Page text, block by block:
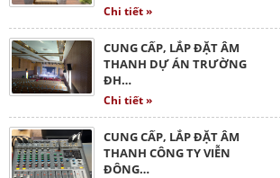
Chi tiết »
CUNG CẤP, LẮP ĐẶT ÂM
THANH DỰ ÁN TRƯỜNG
ĐH…
Chi tiết »
CUNG CẤP, LẮP ĐẶT ÂM
THANH CÔNG TY VIỄN
ĐÔNG…